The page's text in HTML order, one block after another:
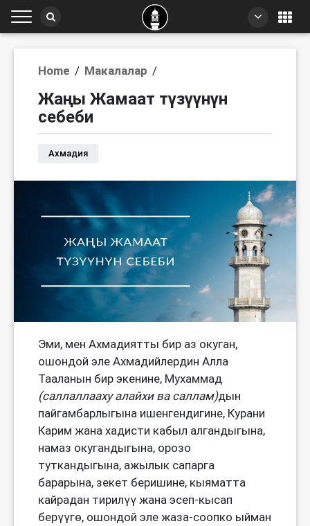
Home / Макалалар /
Жаңы Жамаат түзүүнүн
себеби
Ахмадия
Эми, мен Ахмадиятты бир аз окуган,
ошондой эле Ахмадийлердин Алла
Тааланын бир экенине, Мухаммад
(саллаллааху алайхи ва саллам)дын
пайгамбарлыгына ишенгендигине, Курани
Карим жана хадисти кабыл алгандыгына,
намаз окугандыгына, орозо
туткандыгына, ажылык сапарга
барарына, зекет беришине, кыяматта
кайрадан тирилүү жана эсеп-кысап
берүүгө, ошондой эле жаза-соопко ыйман